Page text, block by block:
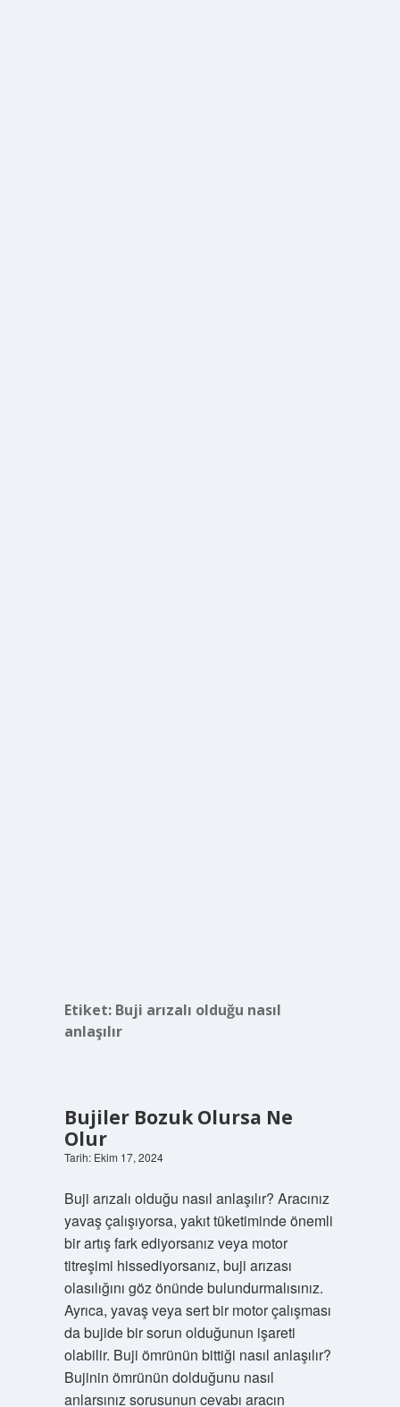
Etiket: Buji arızalı olduğu nasıl
anlaşılır
Bujiler Bozuk Olursa Ne
Olur
Tarih: Ekim 17, 2024
Buji arızalı olduğu nasıl anlaşılır? Aracınız
yavaş çalışıyorsa, yakıt tüketiminde önemli
bir artış fark ediyorsanız veya motor
titreşimi hissediyorsanız, buji arızası
olasılığını göz önünde bulundurmalısınız.
Ayrıca, yavaş veya sert bir motor çalışması
da bujide bir sorun olduğunun işareti
olabilir. Buji ömrünün bittiği nasıl anlaşılır?
Bujinin ömrünün dolduğunu nasıl
anlarsınız sorusunun cevabı aracın